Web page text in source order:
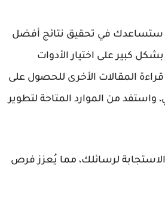
ستساعدك في تحقيق نتائج أفضل
كبير على اختيار الأدوات
المقالات الأخرى للحصول على
واستفد من الموارد المتاحة لتطوير
لرسائلك، مما يُعزز فرص